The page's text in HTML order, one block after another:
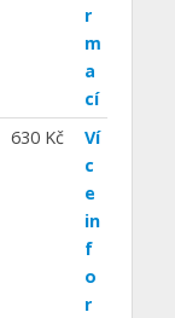
r
m
a
cí
630 Kč
Ví
c
e
in
f
o
r